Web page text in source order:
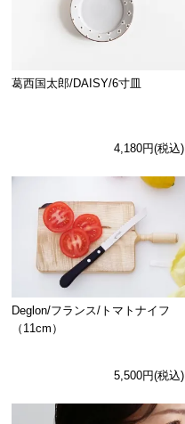
葛西国太郎/DAISY/6寸皿
4,180円(税込)
Deglon/フランス/トマトナイフ
（11cm）
5,500円(税込)